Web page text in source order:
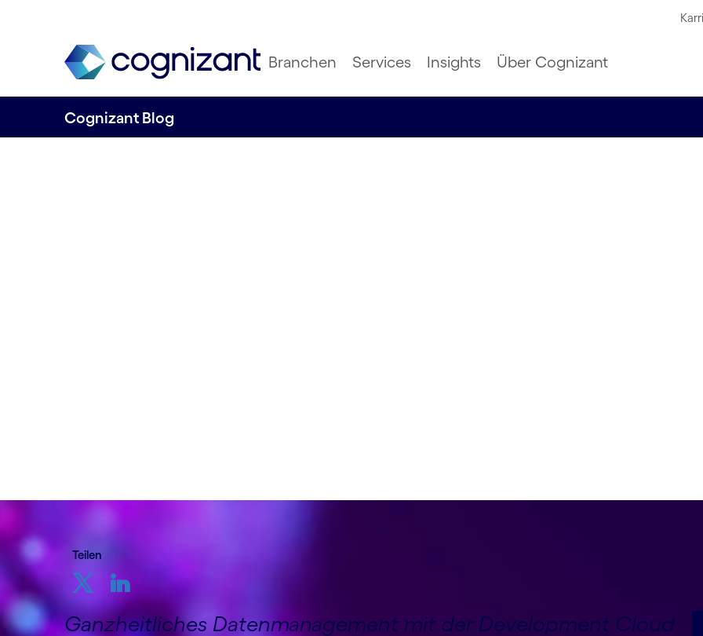
Branchen Services Insights Über Cognizant
Cognizant Blog
Teilen
Ganzheitliches Datenmanagement mit der Development Cloud